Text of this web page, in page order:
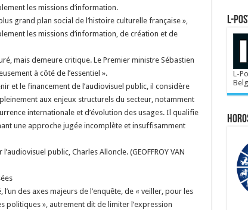
les missions d’information.
grand plan social de l’histoire culturelle française »,
les missions d’information, de création et de
mais demeure critique. Le Premier ministre Sébastien
à côté de l’essentiel ».
et le financement de l’audiovisuel public, il considère
aux enjeux structurels du secteur, notamment
internationale et d’évolution des usages. Il qualifie
une approche jugée incomplète et insuffisamment
public, Charles Alloncle. (GEOFFROY VAN
des axes majeurs de l’enquête, de « veiller, pour les
politiques », autrement dit de limiter l’expression
L-
L-